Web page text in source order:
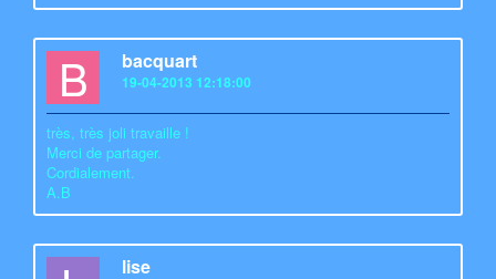
B bacquart
19-04-2013 12:18:00
très, très joli travaille !
Merci de partager.
Cordialement.
A.B
lise